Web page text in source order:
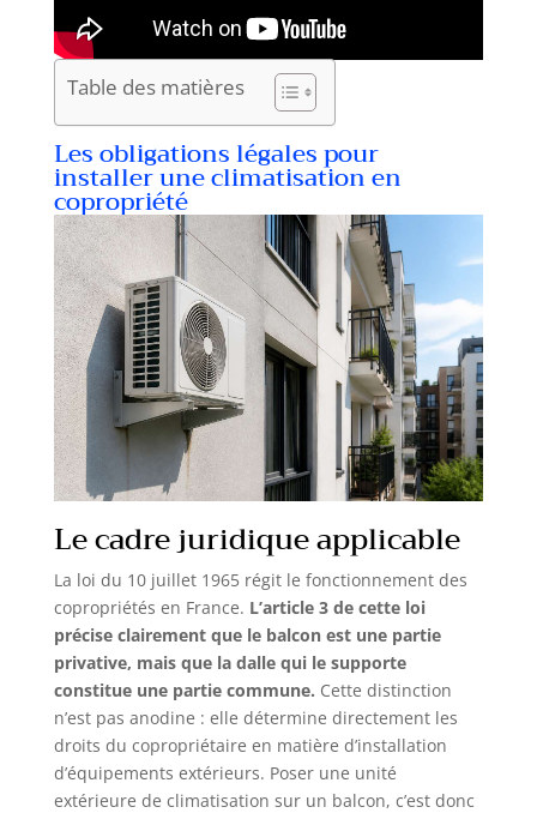
Table des matières
Les obligations légales pour
installer une climatisation en
copropriété
Le cadre juridique applicable
La loi du 10 juillet 1965 régit le fonctionnement des
copropriétés en France. L’article 3 de cette loi
précise clairement que le balcon est une partie
privative, mais que la dalle qui le supporte
constitue une partie commune. Cette distinction
n’est pas anodine : elle détermine directement les
droits du copropriétaire en matière d’installation
d’équipements extérieurs. Poser une unité
extérieure de climatisation sur un balcon, c’est donc